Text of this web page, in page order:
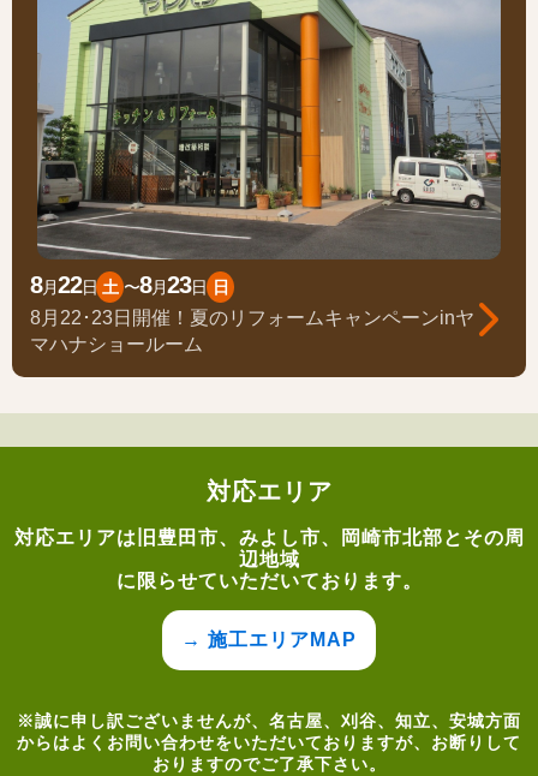
8月22日 土 〜8月23日 日
8月22･23日開催！夏のリフォームキャンペーンinヤ
マハナショールーム
対応エリア
対応エリアは旧豊田市、みよし市、岡崎市北部とその周
辺地域
に限らせていただいております。
→ 施工エリアMAP
※誠に申し訳ございませんが、名古屋、刈谷、知立、安城方面
からはよくお問い合わせをいただいておりますが、お断りして
おりますのでご了承下さい。